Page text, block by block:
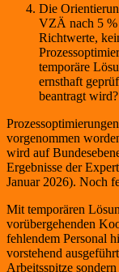
Die
VZÄ nach 5 %
Richtwerte,
temporäre
ernsthaft
beantragt wird?
vorgenommen
wird auf
Ergebnisse der
Januar 2026). Noch
Mit temporären
vorübergehenden
fehlendem Personal
vorstehend
Arbeitsspitze